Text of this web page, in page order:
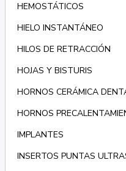
HEMOSTÁTICOS
HIELO INSTANTÁNEO
HILOS DE RETRACCIÓN
HOJAS Y BISTURIS
HORNOS CERÁMICA
HORNOS
IMPLANTES
INSERTOS PUNTAS